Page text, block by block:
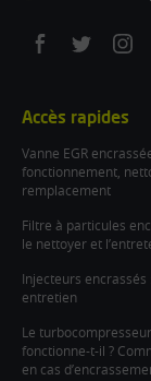
On
On
On
Accès rapides
Vanne EGR
fonctionnement,
remplacement
Filtre à particules
le nettoyer et
Injecteurs encrassés
entretien
Le
fonctionne-t-il ?
en cas